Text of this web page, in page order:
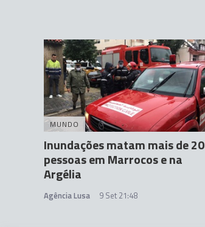
MUNDO
Inundações matam mais de 20
pessoas em Marrocos e na
Argélia
Agência Lusa 9 Set 21:48